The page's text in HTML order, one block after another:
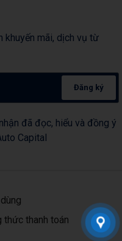
khuyến mãi, dịch vụ từ
Đăng ký
đã đọc, hiểu và đồng ý
Capital
thức thanh toán